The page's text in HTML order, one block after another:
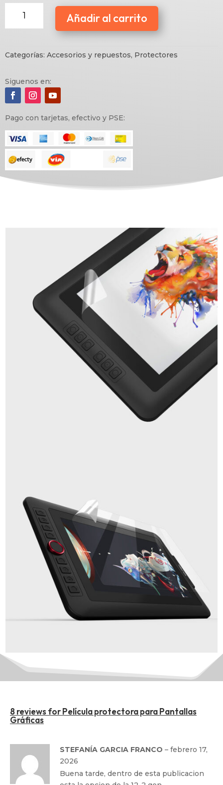
protectora
para
Gráficas
Añadir al carrito
Categorías: Accesorios y repuestos, Protectores
Siguenos en:
Pago con tarjetas, efectivo y PSE:
8 reviews forPelícula protectora para Pantallas
Gráficas
STEFANÍA GARCIA FRANCO – febrero 17,
2026
Buena tarde, dentro de esta publicacion